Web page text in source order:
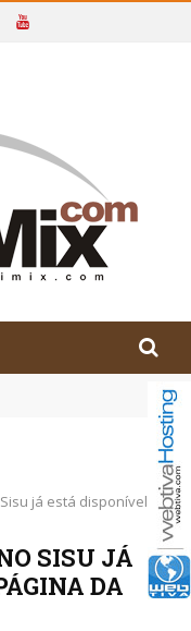
o Brasil no
já está disponível em
SISU JÁ
DA